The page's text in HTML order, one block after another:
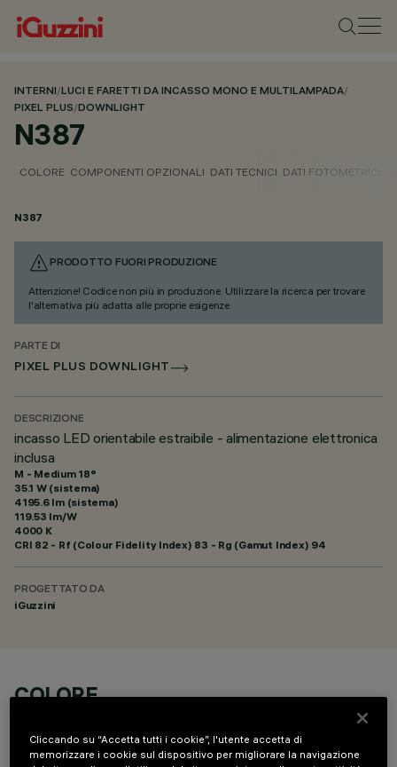
INTERNI/LUCI E FARETTI DA INCASSO MONO E MULTILAMPADA/
PIXEL PLUS/DOWNLIGHT
N387
COLORE COMPONENTI OPZIONALI DATI TECNICI DATI FOTOMETRICI
N387
PRODOTTO FUORI PRODUZIONE
Attenzione! Codice non più in produzione. Utilizzare la ricerca per trovare
l'alternativa più adatta alle proprie esigenze.
PARTE DI
PIXEL PLUS DOWNLIGHT
DESCRIZIONE
incasso LED orientabile estraibile - alimentazione elettronica
inclusa
M - Medium 18°
35.1 W (sistema)
4195.6 lm (sistema)
119.53 lm/W
4000 K
CRI 82 - Rf (Colour Fidelity Index) 83 - Rg (Gamut Index) 94
PROGETTATO DA
iGuzzini
COLORE
Cliccando su “Accetta tutti i cookie”, l'utente accetta di
memorizzare i cookie sul dispositivo per migliorare la navigazione